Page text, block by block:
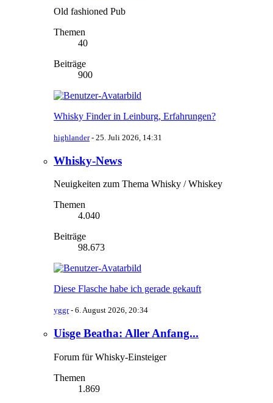
Old fashioned Pub
Themen
40
Beiträge
900
Whisky Finder in Leinburg, Erfahrungen?
highlander- 25. Juli 2026, 14:31
Whisky-News
Neuigkeiten zum Thema Whisky / Whiskey
Themen
4.040
Beiträge
98.673
Diese Flasche habe ich gerade gekauft
yggr- 6. August 2026, 20:34
Uisge Beatha: Aller Anfang...
Forum für Whisky-Einsteiger
Themen
1.869